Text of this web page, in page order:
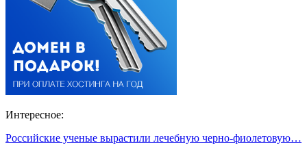
Интересное:
Российские ученые вырастили лечебную черно-фиолетовую…